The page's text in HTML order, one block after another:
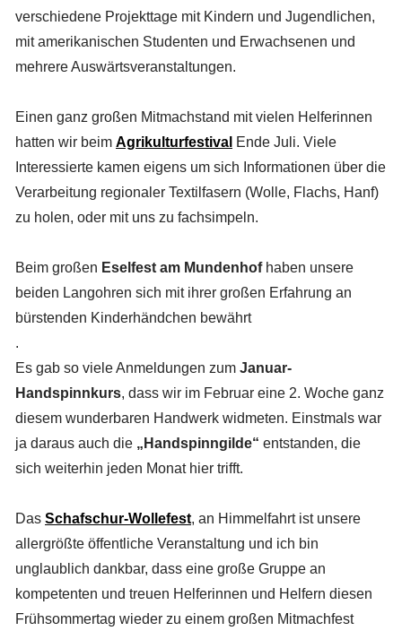
verschiedene Projekttage mit Kindern und Jugendlichen,
mit amerikanischen Studenten und Erwachsenen und
mehrere Auswärtsveranstaltungen.
Einen ganz großen Mitmachstand mit vielen Helferinnen
hatten wir beim Agrikulturfestival Ende Juli. Viele
Interessierte kamen eigens um sich Informationen über die
Verarbeitung regionaler Textilfasern (Wolle, Flachs, Hanf)
zu holen, oder mit uns zu fachsimpeln.
Beim großen Eselfest am Mundenhofhaben unsere
beiden Langohren sich mit ihrer großen Erfahrung an
bürstenden Kinderhändchen bewährt
.
Es gab so viele Anmeldungen zum Januar-
Handspinnkurs, dass wir im Februar eine 2. Woche ganz
diesem wunderbaren Handwerk widmeten. Einstmals war
ja daraus auch die „Handspinngilde“ entstanden, die
sich weiterhin jeden Monat hier trifft.
Das Schafschur-Wollefest, an Himmelfahrt ist unsere
allergrößte öffentliche Veranstaltung und ich bin
unglaublich dankbar, dass eine große Gruppe an
kompetenten und treuen Helferinnen und Helfern diesen
Frühsommertag wieder zu einem großen Mitmachfest